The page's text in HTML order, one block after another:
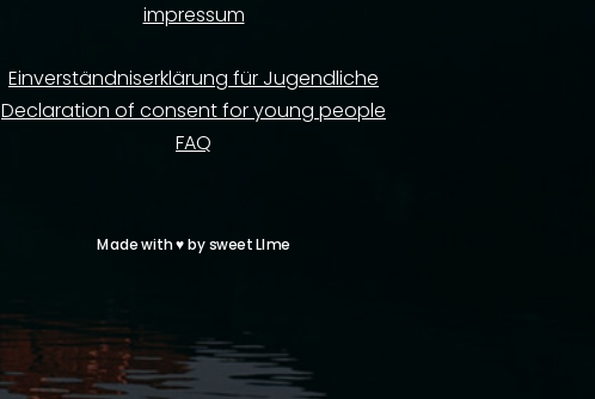
impressum
Einverständniserklärung für Jugendliche
Declaration of consent for young people
FAQ
Made with♥bysweet LIme